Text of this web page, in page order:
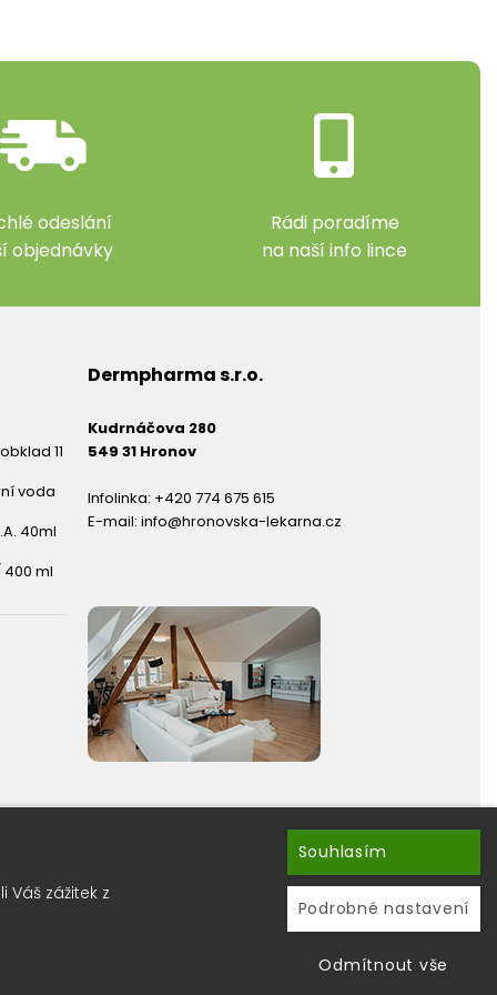
odeslání
objednávky
Rádi poradíme
na naší info lince
11
voda
40ml
400 ml
Dermpharma s.r.o.
Kudrnáčova 280
549 31 Hronov
Infolinka: +420 774 675 615
E-mail: info@hronovska-lekarna.cz
newsletterů.
Používáme soubory cookie
zážitek z
Souhlasím
Podrobné nastavení
Odmítnout vše